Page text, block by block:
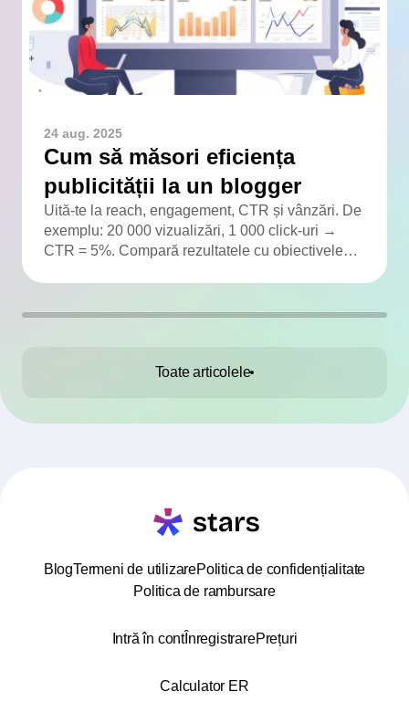
24 aug. 2025
Cum să măsori eficiența
publicității la un blogger
Uită-te la reach, engagement, CTR și vânzări. De
exemplu: 20 000 vizualizări, 1 000 click-uri →
CTR = 5%. Compară rezultatele cu obiectivele
Toate articolele
BlogTermeni de utilizarePolitica de confidențialitate
Politica de rambursare
Intră în contÎnregistrarePrețuri
Calculator ER